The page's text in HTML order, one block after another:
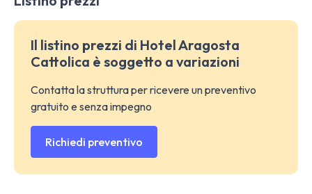
Il listino prezzi di Hotel Aragosta
Cattolica è soggetto a variazioni
Contatta la struttura per ricevere un preventivo
gratuito e senza impegno
Richiedi preventivo